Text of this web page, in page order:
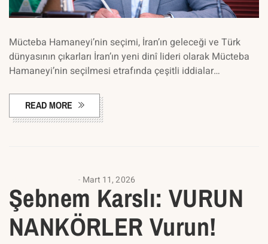
Mücteba Hamaneyi’nin seçimi, İran’ın geleceği ve Türk
dünyasının çıkarları İran’ın yeni dinî lideri olarak Mücteba
Hamaneyi’nin seçilmesi etrafında çeşitli iddialar…
READ MORE
Mart 11, 2026
Şebnem Karslı: VURUN
NANKÖRLER Vurun!